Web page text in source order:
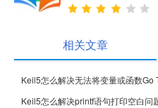
相关文章